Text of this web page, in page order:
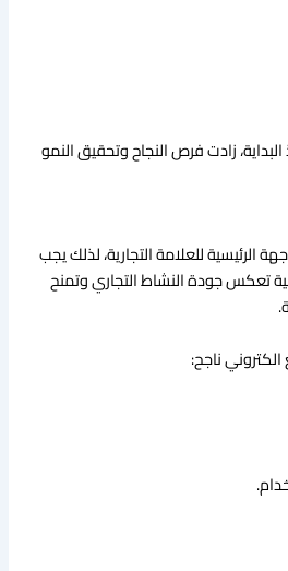
زادت فرص النجاح وتحقيق النمو
الرئيسية للعلامة التجارية، لذلك يجب
تعكس جودة النشاط التجاري وتمنح
ناجح: